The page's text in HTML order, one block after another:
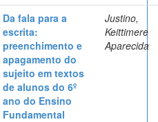
Da fala para a
escrita:
preenchimento e
apagamento do
sujeito em textos
de alunos do 6º
ano do Ensino
Fundamental
Justino,
Keittimere
Aparecida